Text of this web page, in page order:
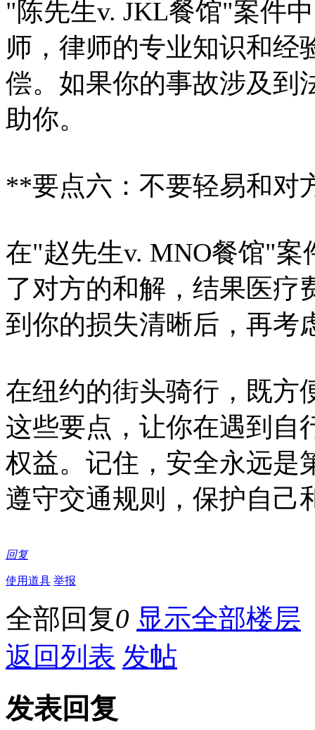
"陈先生v. JKL餐馆"案件
师，律师的专业知识和经
偿。如果你的事故涉及到
助你。
**要点六：不要轻易和对
在"赵先生v. MNO餐馆"
了对方的和解，结果医疗
到你的损失清晰后，再考
在纽约的街头骑行，既方
这些要点，让你在遇到自
权益。记住，安全永远是
遵守交通规则，保护自己
回复
使用道具 举报
全部回复0 显示全部楼层
返回列表 发帖
发表回复